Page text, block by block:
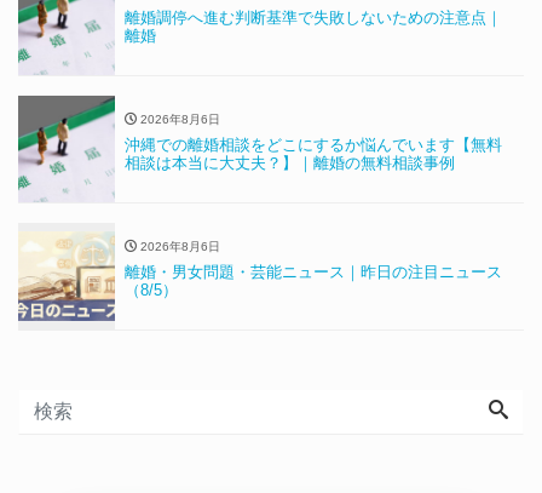
離婚調停へ進む判断基準で失敗しないための注意点｜
離婚
2026年8月6日
沖縄での離婚相談をどこにするか悩んでいます【無料
相談は本当に大丈夫？】｜離婚の無料相談事例
2026年8月6日
離婚・男女問題・芸能ニュース｜昨日の注目ニュース
（8/5）